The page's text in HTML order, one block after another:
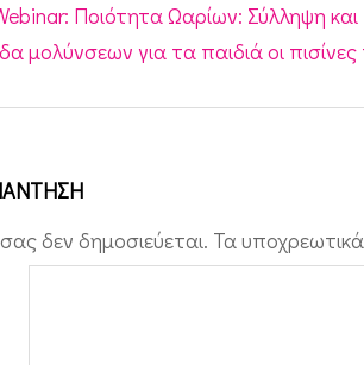
Ποιότητα Ωαρίων: Σύλληψη
μολύνσεων για τα παιδιά οι πισίνες
δεν δημοσιεύεται. Τα